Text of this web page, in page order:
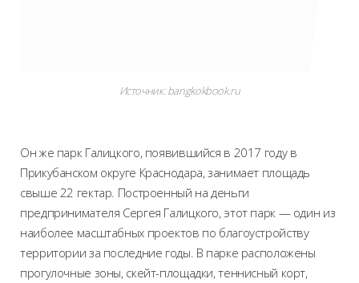
Источник: bangkokbook.ru
Он же парк Галицкого, появившийся в 2017 году в
Прикубанском округе Краснодара, занимает площадь
свыше 22 гектар. Построенный на деньги
предпринимателя Сергея Галицкого, этот парк — один из
наиболее масштабных проектов по благоустройству
территории за последние годы. В парке расположены
прогулочные зоны, скейт-площадки, теннисный корт,